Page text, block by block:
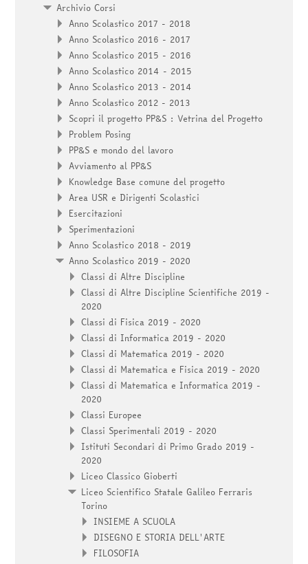
Archivio Corsi
Anno Scolastico 2017 - 2018
Anno Scolastico 2016 - 2017
Anno Scolastico 2015 - 2016
Anno Scolastico 2014 - 2015
Anno Scolastico 2013 - 2014
Anno Scolastico 2012 - 2013
Scopri il progetto PP&S : Vetrina del Progetto
Problem Posing
PP&S e mondo del lavoro
Avviamento al PP&S
Knowledge Base comune del progetto
Area USR e Dirigenti Scolastici
Esercitazioni
Sperimentazioni
Anno Scolastico 2018 - 2019
Anno Scolastico 2019 - 2020
Classi di Altre Discipline
Classi di Altre Discipline Scientifiche 2019 -
2020
Classi di Fisica 2019 - 2020
Classi di Informatica 2019 - 2020
Classi di Matematica 2019 - 2020
Classi di Matematica e Fisica 2019 - 2020
Classi di Matematica e Informatica 2019 -
2020
Classi Europee
Classi Sperimentali 2019 - 2020
Istituti Secondari di Primo Grado 2019 -
2020
Liceo Classico Gioberti
Liceo Scientifico Statale Galileo Ferraris
Torino
INSIEME A SCUOLA
DISEGNO E STORIA DELL'ARTE
FILOSOFIA